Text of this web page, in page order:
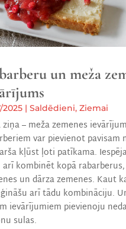
un meža
2025| Saldēdieni, Ziemai
ziņa – meža zemenes
var pievienot pavisam
kļūst ļoti patīkama.
kombinēt kopā
un dārza zemenes. Kaut
arī tādu kombināciju.
ievārījumiem pievienoju
sulas.